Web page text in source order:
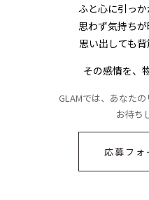
ふと心に引っか
思わず気持ちが
思い出しても背
その感情を、
GLAMでは、あなた
お待ち
応募フォ